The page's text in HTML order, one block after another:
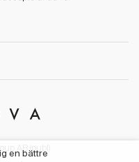
AB (publ)
en bättre